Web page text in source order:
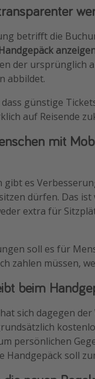
betrifft die
der ursprünglich
abbildet.
günstige
auf Reisende
mit
gibt es
sitzen dürfen. Das
extra für
soll es für
zahlen müssen,
beim
sich dagegen
persönlichen
Handgepäck soll